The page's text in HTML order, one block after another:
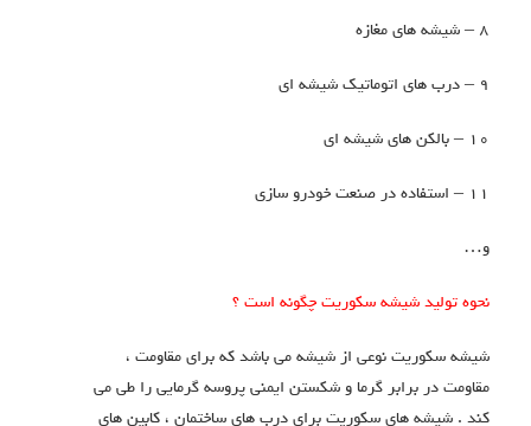
نحوه تولید شیشه سکوریت چگونه است ؟
شیشه سکوریت نوعی از شیشه می باشد که برای مقاومت ،
مقاومت در برابر گرما و شکستن ایمنی پروسه گرمایی را طی می
کند . شیشه های سکوریت برای درب های ساختمان ، کابین های